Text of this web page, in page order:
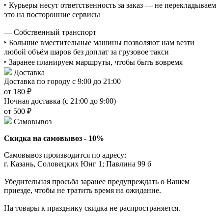
‣ Курьеры несут ответственность за заказ — не перекладываем
это на посторонние сервисы
— Собственный транспорт
‣ Большие вместительные машины позволяют нам везти
любой объём шаров без доплат за грузовое такси
‣ Заранее планируем маршруты, чтобы быть вовремя
Доставка
Доставка по городу с 9:00 до 21:00
от 180 ₽
Ночная доставка (с 21:00 до 9:00)
от 500 ₽
Самовывоз
Скидка на самовывоз - 10%
Самовывоз производится по адресу:
г. Казань, Соловецких Юнг 1; Павлина 99 б
Убедительная просьба заранее предупреждать о Вашем
приезде, чтобы не тратить время на ожидание.
На товары к празднику скидка не распространяется.